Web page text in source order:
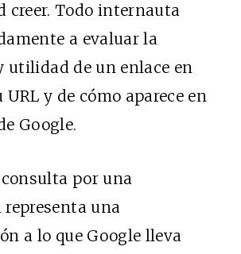
creer. Todo internauta
a evaluar la
utilidad de un enlace en
y de cómo aparece en
Google.
por una
representa una
a lo que Google lleva